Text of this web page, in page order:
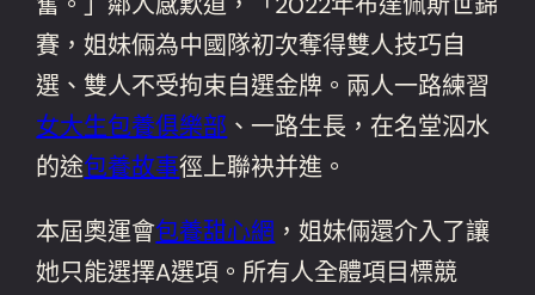
賽，姐妹倆為中國隊初次奪得雙人技巧自
選、雙人不受拘束自選金牌。兩人一路練習
女大生包養俱樂部 、一路生長，在名堂泅水
的途包養故事徑上聯袂并進。
本屆奧運會包養甜心網 ，姐妹倆還介入了讓
她只能選擇A選項。所有人全體項目標競